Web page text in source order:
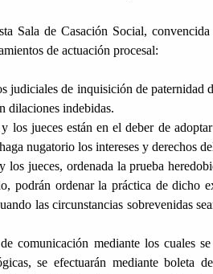
Sala de Casación Social,
de actuación procesal:
judiciales de inquisición de paternidad
dilaciones indebidas.
los jueces están en el deber de
nugatorio los intereses y derechos
los jueces, ordenada la prueba
podrán ordenar la práctica de dicho
las circunstancias sobrevenidas
comunicación mediante los cuales
se efectuarán mediante boleta